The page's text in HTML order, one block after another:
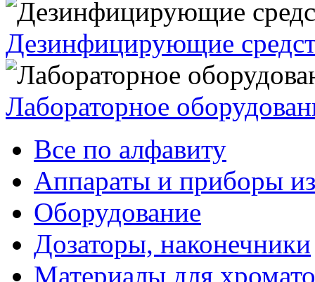
Дезинфицирующие
Лабораторное
Все по алфавиту
Аппараты и приборы из
Оборудование
Дозаторы, наконечники
Материалы для